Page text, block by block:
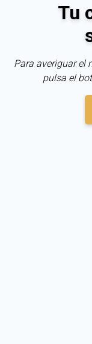
Tu
Para averiguar el
pulsa el